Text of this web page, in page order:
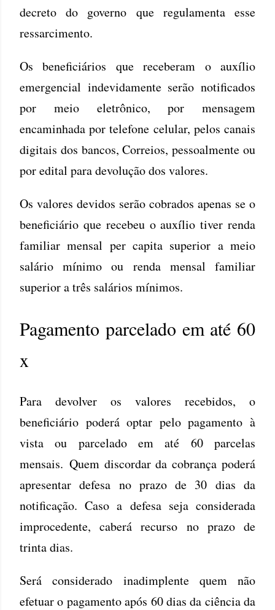
decreto do governo que regulamenta esse
ressarcimento.
Os beneficiários que receberam o auxílio
emergencial indevidamente serão notificados
por meio eletrônico, por mensagem
encaminhada por telefone celular, pelos canais
digitais dos bancos, Correios, pessoalmente ou
por edital para devolução dos valores.
Os valores devidos serão cobrados apenas se o
beneficiário que recebeu o auxílio tiver renda
familiar mensal per capita superior a meio
salário mínimo ou renda mensal familiar
superior a três salários mínimos.
Pagamento parcelado em até 60
x
Para devolver os valores recebidos, o
beneficiário poderá optar pelo pagamento à
vista ou parcelado em até 60 parcelas
mensais. Quem discordar da cobrança poderá
apresentar defesa no prazo de 30 dias da
notificação. Caso a defesa seja considerada
improcedente, caberá recurso no prazo de
trinta dias.
Será considerado inadimplente quem não
efetuar o pagamento após 60 dias da ciência da